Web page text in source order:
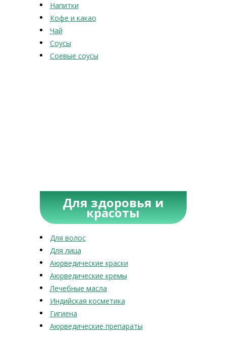
Напитки
Кофе и какао
Чай
Соусы
Соевые соусы
Для здоровья и
красоты
Для волос
Для лица
Аюрведические краски
Аюрведические кремы
Лечебные масла
Индийская косметика
Гигиена
Аюрведические препараты